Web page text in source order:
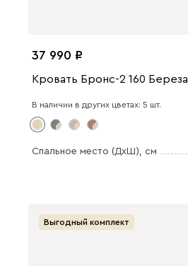
37 990
Кровать Бронс-2 160 Береза
В наличии в других цветах: 5 шт.
Спальное место (ДхШ), см
Выгодный комплект